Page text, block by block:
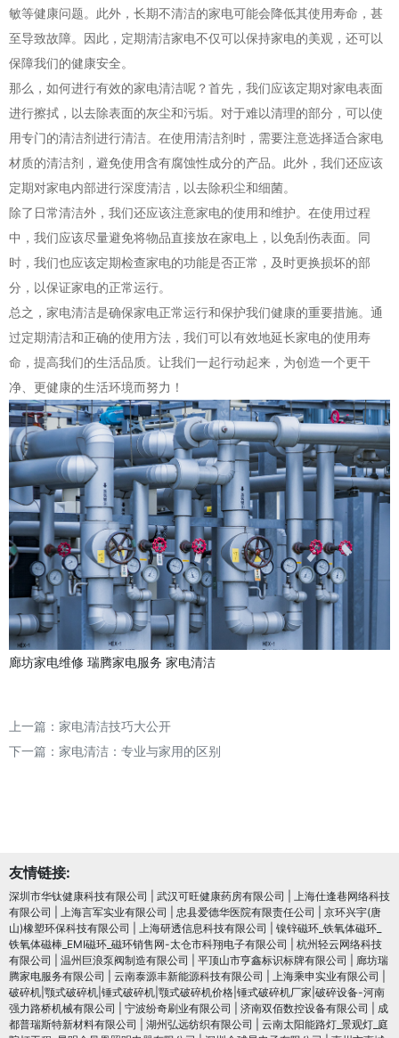
敏等健康问题。此外，长期不清洁的家电可能会降低其使用寿命，甚
至导致故障。因此，定期清洁家电不仅可以保持家电的美观，还可以
保障我们的健康安全。
那么，如何进行有效的家电清洁呢？首先，我们应该定期对家电表面
进行擦拭，以去除表面的灰尘和污垢。对于难以清理的部分，可以使
用专门的清洁剂进行清洁。在使用清洁剂时，需要注意选择适合家电
材质的清洁剂，避免使用含有腐蚀性成分的产品。此外，我们还应该
定期对家电内部进行深度清洁，以去除积尘和细菌。
除了日常清洁外，我们还应该注意家电的使用和维护。在使用过程
中，我们应该尽量避免将物品直接放在家电上，以免刮伤表面。同
时，我们也应该定期检查家电的功能是否正常，及时更换损坏的部
分，以保证家电的正常运行。
总之，家电清洁是确保家电正常运行和保护我们健康的重要措施。通
过定期清洁和正确的使用方法，我们可以有效地延长家电的使用寿
命，提高我们的生活品质。让我们一起行动起来，为创造一个更干
净、更健康的生活环境而努力！
廊坊家电维修 瑞腾家电服务 家电清洁
上一篇： 家电清洁技巧大公开
下一篇： 家电清洁：专业与家用的区别
友情链接:
深圳市华钛健康科技有限公司 武汉可旺健康药房有限公司
上海仕逢巷网络科技
有限公司
上海言军实业有限公司 忠县爱德华医院有限责任公司
京环兴宇(唐
山)橡塑环保科技有限公司
上海研透信息科技有限公司
镍锌磁环_铁氧体磁环_
铁氧体磁棒_EMI磁环_磁环销售网-太仓市科翔电子有限公司
杭州轻云网络科技
有限公司
温州巨浪泵阀制造有限公司 平顶山市亨鑫标识标牌有限公司
廊坊瑞
腾家电服务有限公司
云南泰源丰新能源科技有限公司 上海乘申实业有限公司
破碎机|颚式破碎机|锤式破碎机|颚式破碎机价格|锤式破碎机厂家|破碎设备-河南
强力路桥机械有限公司
宁波纷奇刷业有限公司 济南双佰数控设备有限公司
成
都普瑞斯特新材料有限公司
湖州弘远纺织有限公司
云南太阳能路灯_景观灯_庭